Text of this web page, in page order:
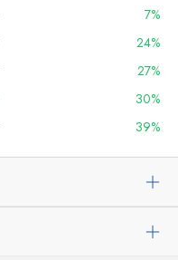
7%
24%
27%
30%
39%